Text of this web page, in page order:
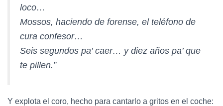
loco…
Mossos, haciendo de forense, el teléfono de
cura confesor…
Seis segundos pa’ caer… y diez años pa’ que
te pillen.”
Y explota el coro, hecho para cantarlo a gritos en el coche: